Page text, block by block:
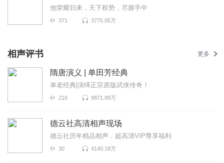
他荣耀归来，天下权势，尽握手中
371 3775.05万
相声评书 更多
隋唐演义 | 单田芳经典
单老经典|演绎正宗原版武侠传奇！
216 9871.99万
德云社高清相声现场
德云社历年精品相声，超高清VIP尊享福利
30 4140.18万